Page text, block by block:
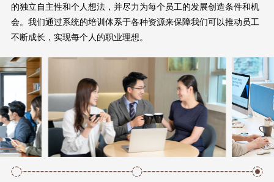
的独立自主性和个人想法，并尽力为每个员工的发展创造条件和机
会。我们通过系统的培训体系于各种资源来保障我们可以推动员工
不断成长，实现每个人的职业理想。